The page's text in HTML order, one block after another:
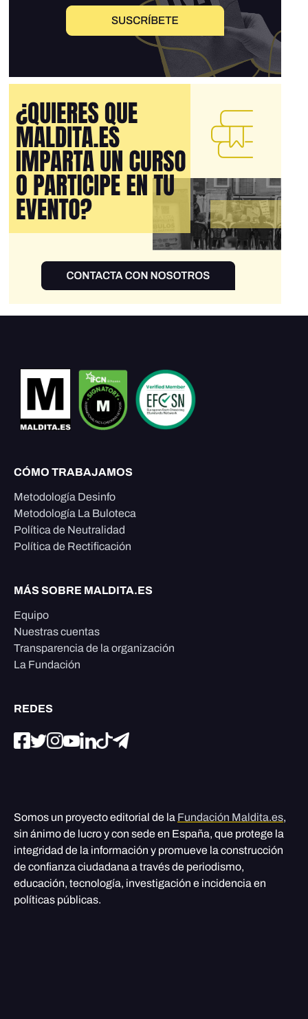
CÓMO TRABAJAMOS
Metodología Desinfo
Metodología La Buloteca
Política de Neutralidad
Política de Rectificación
MÁS SOBRE MALDITA.ES
Equipo
Nuestras cuentas
Transparencia de la organización
La Fundación
REDES
Somos un proyecto editorial de la Fundación Maldita.es,
sin ánimo de lucro y con sede en España, que protege la
integridad de la información y promueve la construcción
de confianza ciudadana a través de periodismo,
educación, tecnología, investigación e incidencia en
políticas públicas.